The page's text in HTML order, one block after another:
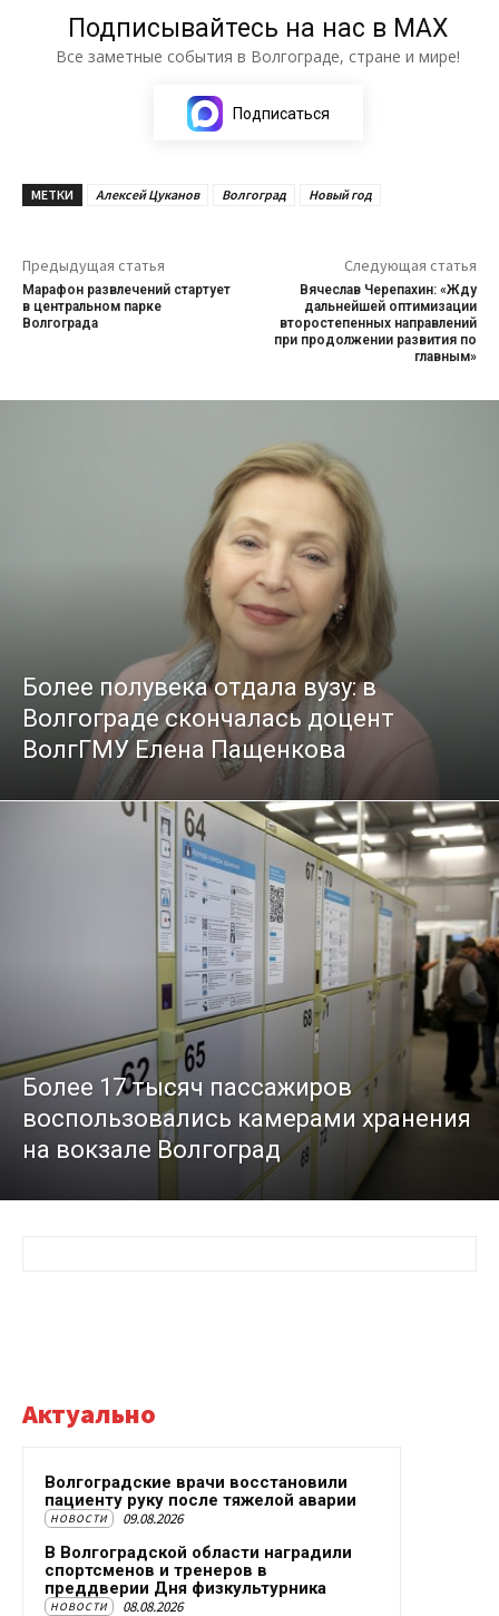
Подписывайтесь на нас в МАХ
Все заметные события в Волгограде, стране и мире!
Подписаться
МЕТКИ Алексей Цуканов Волгоград Новый год
Предыдущая статья
Марафон развлечений стартует
в центральном парке
Волгограда
Следующая статья
Вячеслав Черепахин: «Жду
дальнейшей оптимизации
второстепенных направлений
при продолжении развития по
главным»
Более полувека отдала вузу: в
Волгограде скончалась доцент
ВолгГМУ Елена Пащенкова
Более 17 тысяч пассажиров
воспользовались камерами хранения
на вокзале Волгоград
Актуально
Волгоградские врачи восстановили
пациенту руку после тяжелой аварии
НОВОСТИ 09.08.2026
В Волгоградской области наградили
спортсменов и тренеров в
преддверии Дня физкультурника
НОВОСТИ 08.08.2026